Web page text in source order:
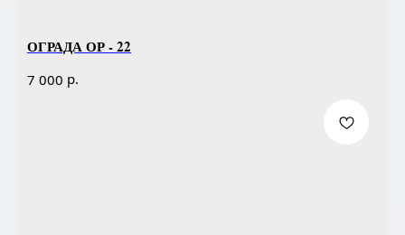
ОГРАДА ОР - 22
7 000 р.